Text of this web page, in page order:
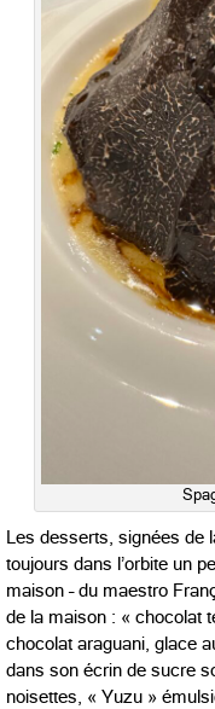
Les desserts, signées de
toujours dans l’orbite un
maison – du maestro
de la maison : « chocolat
chocolat araguani, glace
dans son écrin de sucre
noisettes, « Yuzu »